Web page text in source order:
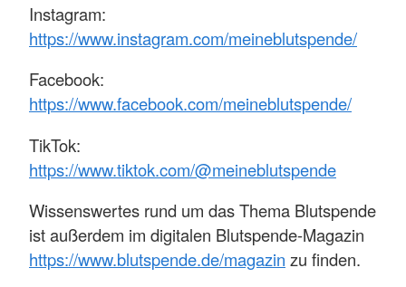
Instagram:
https://www.instagram.com/meineblutspende/
Facebook:
https://www.facebook.com/meineblutspende/
TikTok:
https://www.tiktok.com/@meineblutspende
Wissenswertes rund um das Thema Blutspende
ist außerdem im digitalen Blutspende-Magazin
https://www.blutspende.de/magazin zu finden.